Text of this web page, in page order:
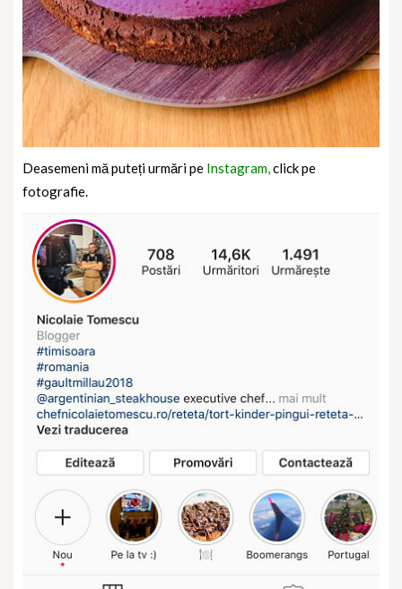
Deasemeni mă puteți urmări pe Instagram,click pe
fotografie.